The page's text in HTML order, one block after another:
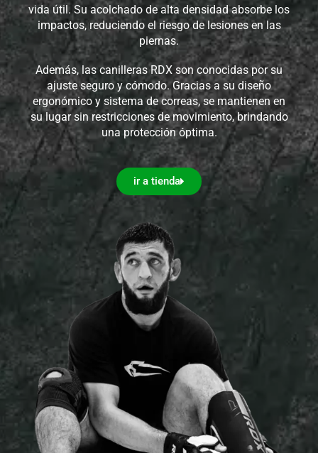
vida útil. Su acolchado de alta densidad absorbe los
impactos, reduciendo el riesgo de lesiones en las
piernas.
Además, las canilleras RDX son conocidas por su
ajuste seguro y cómodo. Gracias a su diseño
ergonómico y sistema de correas, se mantienen en
su lugar sin restricciones de movimiento, brindando
una protección óptima.
ir a tienda